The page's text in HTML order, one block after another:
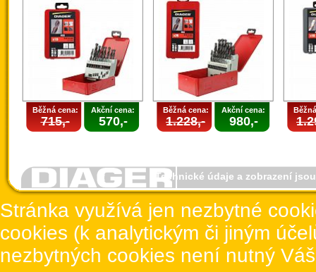
Běžná cena:
715,-
Akční cena:
570,-
Běžná cena:
1.228,-
Akční cena:
980,-
Technické údaje a zobrazení
Stránka využívá jen nezbytné
cookies (k analytickým či jiným
nezbytných cookies není nutný